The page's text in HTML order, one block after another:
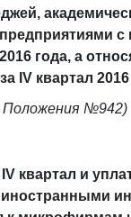
года, а
IVквартал 2016
Положения №942)
квартал и